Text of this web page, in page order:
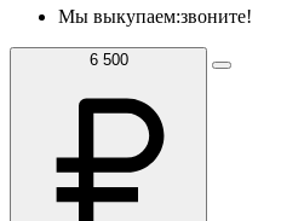
Мы выкупаем:звоните!
6 500